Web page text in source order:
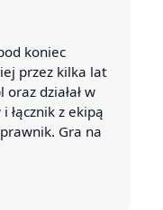
koniec
przez kilka lat
działał w
łącznik z ekipą
Gra na